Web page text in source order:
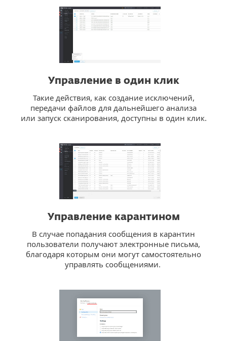
Управление в один клик
Такие действия, как создание исключений,
передачи файлов для дальнейшего анализа
или запуск сканирования, доступны в один клик.
Управление карантином
В случае попадания сообщения в карантин
пользователи получают электронные письма,
благодаря которым они могут самостоятельно
управлять сообщениями.